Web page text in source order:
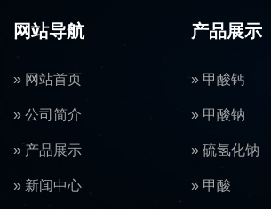
网站导航
» 网站首页
» 公司简介
» 产品展示
» 新闻中心
产品展示
» 甲酸钙
» 甲酸钠
» 硫氢化钠
» 甲酸